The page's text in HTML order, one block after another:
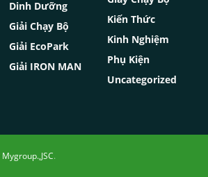
Dinh Dưỡng
Giải Chạy Bộ
Giải EcoPark
Giải IRON MAN
Kiến Thức
Kinh Nghiệm
Phụ Kiện
Uncategorized
Mygroup.,JSC.